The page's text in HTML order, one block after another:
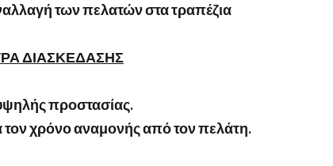
των πελατών στα τραπέζια
ΔΙΑΣΚΕΔΑΣΗΣ
προστασίας.
χρόνο αναμονής από τον πελάτη.